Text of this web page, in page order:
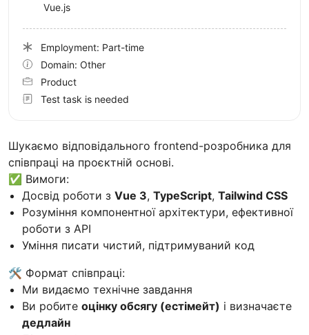
Шукаємо відповідального frontend-розробника для
співпраці на проєктній основі.
✅ Вимоги:
Досвід роботи з Vue 3, TypeScript, Tailwind CSS
Розуміння компонентної архітектури, ефективної
роботи з API
Уміння писати чистий, підтримуваний код
🛠️ Формат співпраці:
Ми видаємо технічне завдання
Ви робите оцінку обсягу (естімейт) і визначаєте
дедлайн
Vue.js
Employment: Part-time
Domain: Other
Product
Test task is needed